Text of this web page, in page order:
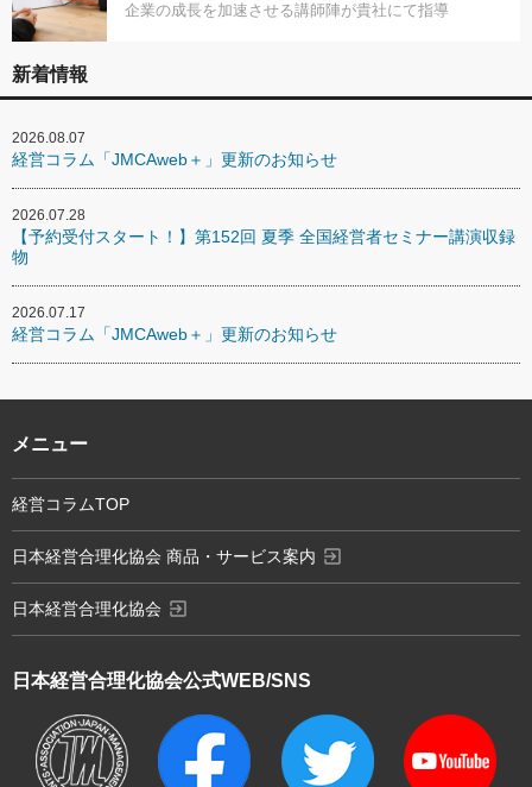
企業の成長を加速させる講師陣が貴社にて指導
新着情報
2026.08.07
経営コラム「JMCAweb＋」更新のお知らせ
2026.07.28
【予約受付スタート！】第152回 夏季 全国経営者セミナー講演収録
物
2026.07.17
経営コラム「JMCAweb＋」更新のお知らせ
日本経営合理化協会公式WEB/SNS
メニュー
経営コラムTOP
日本経営合理化協会 商品・サービス案内 exit_to_app
日本経営合理化協会 exit_to_app